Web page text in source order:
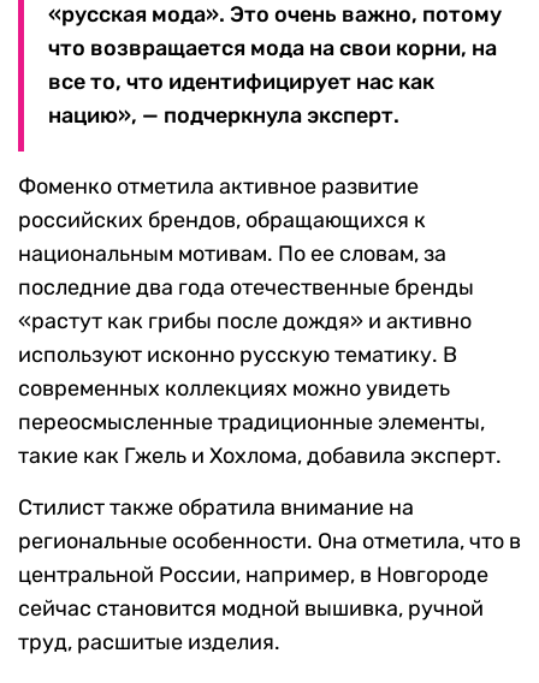
«русская мода». Это очень важно, потому
что возвращается мода на свои корни, на
все то, что идентифицирует нас как
нацию», — подчеркнула эксперт.
Фоменко отметила активное развитие
российских брендов, обращающихся к
национальным мотивам. По ее словам, за
последние два года отечественные бренды
«растут как грибы после дождя» и активно
используют исконно русскую тематику. В
современных коллекциях можно увидеть
переосмысленные традиционные элементы,
такие как Гжель и Хохлома, добавила эксперт.
Стилист также обратила внимание на
региональные особенности. Она отметила, что в
центральной России, например, в Новгороде
сейчас становится модной вышивка, ручной
труд, расшитые изделия.